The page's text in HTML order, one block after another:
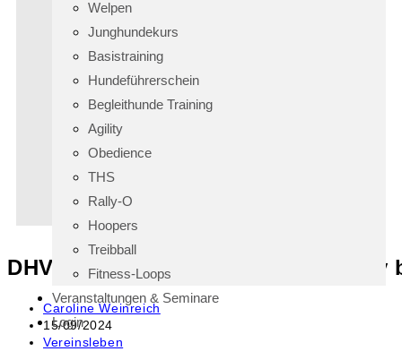
Welpen
Junghundekurs
Basistraining
Hundeführerschein
Begleithunde Training
Agility
Obedience
THS
Rally-O
Hoopers
Treibball
Fitness-Loops
Veranstaltungen & Seminare
Login
DHV Deutsche Meisterschaft
Caroline Weinreich
15/09/2024
Vereinsleben